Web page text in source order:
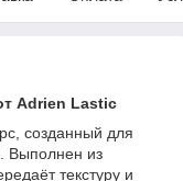
Adrien Lastic
созданный для
Выполнен из
текстуру и